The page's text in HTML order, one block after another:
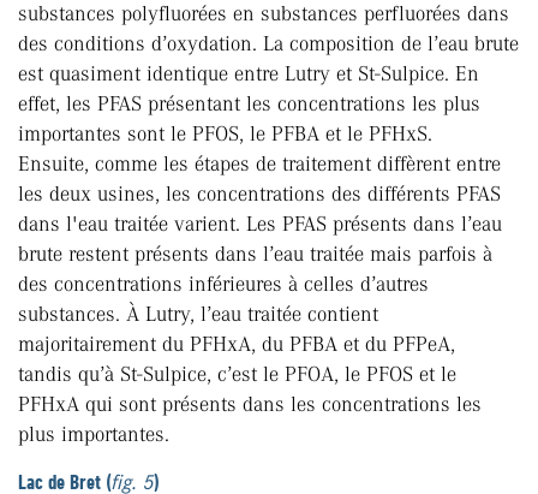
substances polyfluorées en substances perfluorées dans
des conditions d’oxydation. La composition de l’eau brute
est quasiment identique entre Lutry et St-Sulpice. En
effet, les PFAS présentant les concentrations les plus
importantes sont le PFOS, le PFBA et le PFHxS.
Ensuite, comme les étapes de traitement diffèrent entre
les deux usines, les concentrations des différents PFAS
dans l'eau traitée varient. Les PFAS présents dans l’eau
brute restent présents dans l’eau traitée mais parfois à
des concentrations inférieures à celles d’autres
substances. À Lutry, l’eau traitée contient
majoritairement du PFHxA, du PFBA et du PFPeA,
tandis qu’à St-Sulpice, c’est le PFOA, le PFOS et le
PFHxA qui sont présents dans les concentrations les
plus importantes.
Lac de Bret (fig. 5)